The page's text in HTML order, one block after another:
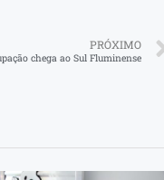
PRÓXIMO
chega ao Sul Fluminense